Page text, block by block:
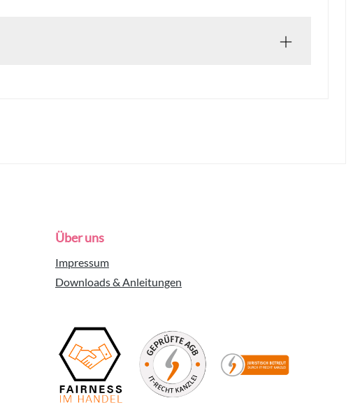
Über uns
Impressum
Downloads & Anleitungen